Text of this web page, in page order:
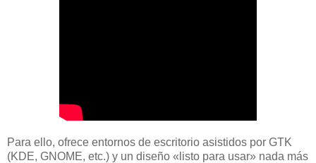
Para ello, ofrece entornos de escritorio asistidos por GTK
(KDE, GNOME, etc.) y un diseño «listo para usar» nada más